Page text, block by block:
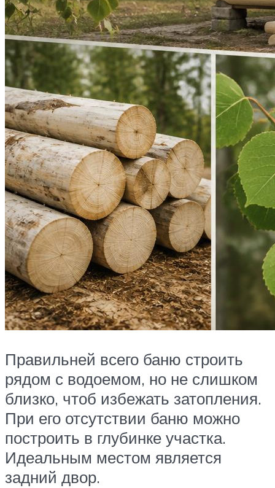
Правильней всего баню строить
рядом с водоемом, но не слишком
близко, чтоб избежать затопления.
При его отсутствии баню можно
построить в глубинке участка.
Идеальным местом является
задний двор.